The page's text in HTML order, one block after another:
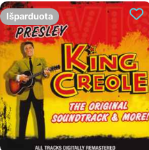
Išparduota